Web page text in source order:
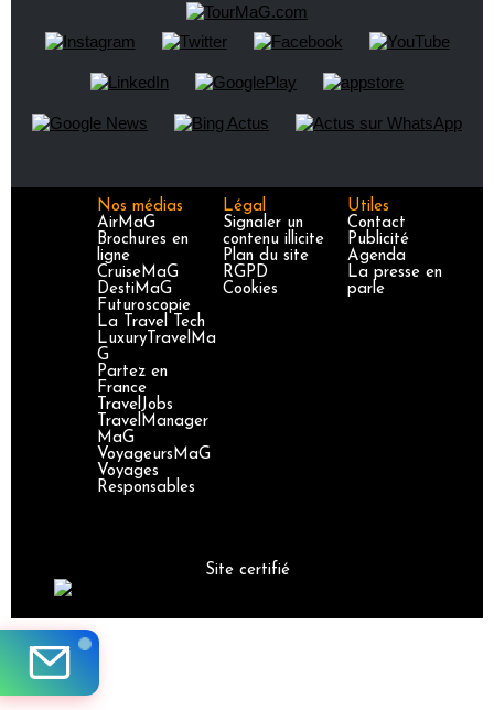
Nos médias
AirMaG
Brochures en
ligne
CruiseMaG
DestiMaG
Futuroscopie
La Travel Tech
LuxuryTravelMa
G
Partez en
France
TravelJobs
TravelManager
MaG
VoyageursMaG
Voyages
Responsables
Légal
Signaler un
contenu illicite
Plan du site
RGPD
Cookies
Utiles
Contact
Publicité
Agenda
La presse en
parle
Site certifié